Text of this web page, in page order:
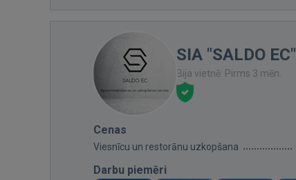
SIA "SALDO EC"
Bija vietnē: Pirms 3 mēn.
Cenas
Viesnīcu un restorānu uzkopšana
Darbu piemēri